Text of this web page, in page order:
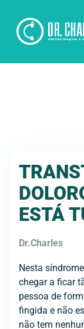
ESTÁ
Dr.Charles
Nesta
chegar a ficar
pessoa de
fingida e não
não tem